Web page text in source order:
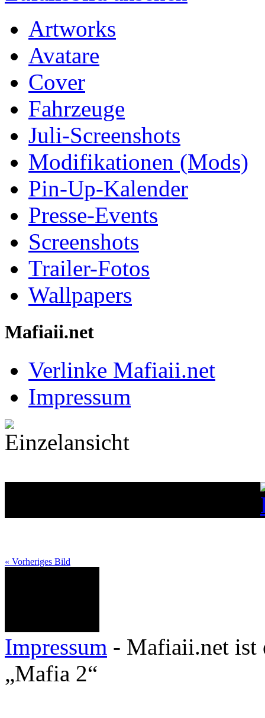
Artworks
Avatare
Cover
Fahrzeuge
Juli-Screenshots
Modifikationen (Mods)
Pin-Up-Kalender
Presse-Events
Screenshots
Trailer-Fotos
Wallpapers
Mafiaii.net
Verlinke Mafiaii.net
Impressum
Einzelansicht
« Vorheriges Bild
Impressum - Mafiaii.net ist
„Mafia 2“